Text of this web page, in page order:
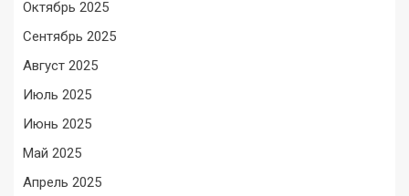
Октябрь 2025
Сентябрь 2025
Август 2025
Июль 2025
Июнь 2025
Май 2025
Апрель 2025